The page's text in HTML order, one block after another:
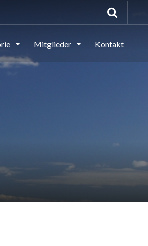
Mitglieder Kontakt